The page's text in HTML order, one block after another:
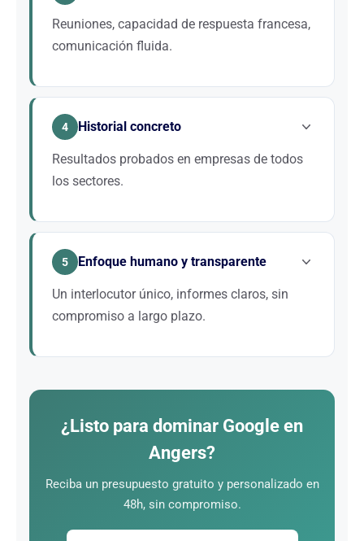
Reuniones, capacidad de respuesta francesa,
comunicación fluida.
Twaino está establecida en Francia, respondemos
lingüística.
4 Historial concreto
Resultados probados en empresas de todos
los sectores.
Acompañamos a PYMES y grandes grupos desde
solicitud.
5 Enfoque humano y transparente
Un interlocutor único, informes claros, sin
compromiso a largo plazo.
Hablará directamente con Alexandre Marotel
¿Listo para dominar Google en
Angers?
Reciba un presupuesto gratuito y personalizado en
48h, sin compromiso.